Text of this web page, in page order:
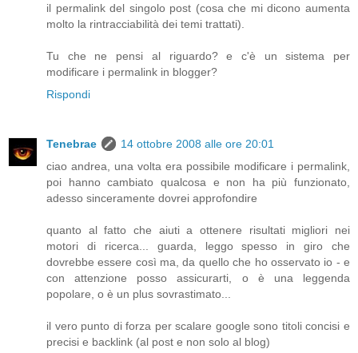
il permalink del singolo post (cosa che mi dicono aumenta
molto la rintracciabilità dei temi trattati).
Tu che ne pensi al riguardo? e c'è un sistema per
modificare i permalink in blogger?
Rispondi
Tenebrae
14 ottobre 2008 alle ore 20:01
ciao andrea, una volta era possibile modificare i permalink,
poi hanno cambiato qualcosa e non ha più funzionato,
adesso sinceramente dovrei approfondire
quanto al fatto che aiuti a ottenere risultati migliori nei
motori di ricerca... guarda, leggo spesso in giro che
dovrebbe essere così ma, da quello che ho osservato io - e
con attenzione posso assicurarti, o è una leggenda
popolare, o è un plus sovrastimato...
il vero punto di forza per scalare google sono titoli concisi e
precisi e backlink (al post e non solo al blog)